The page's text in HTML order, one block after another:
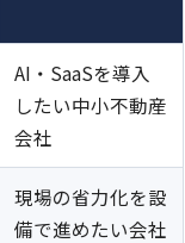
AI・SaaSを導入
したい中小不動産
会社
現場の省力化を設
備で進めたい会社